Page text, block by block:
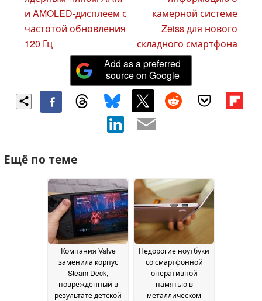
и AMOLED-дисплеем с
частотой обновления
120 Гц
камерной системе
Zeiss для нового
складного смартфона
Add as a preferred
source on Google
Ещё по теме
Компания Valve
заменила корпус
Steam Deck,
поврежденный в
результате детской
Недорогие ноутбуки
со смартфонной
оперативной
памятью в
металлическом